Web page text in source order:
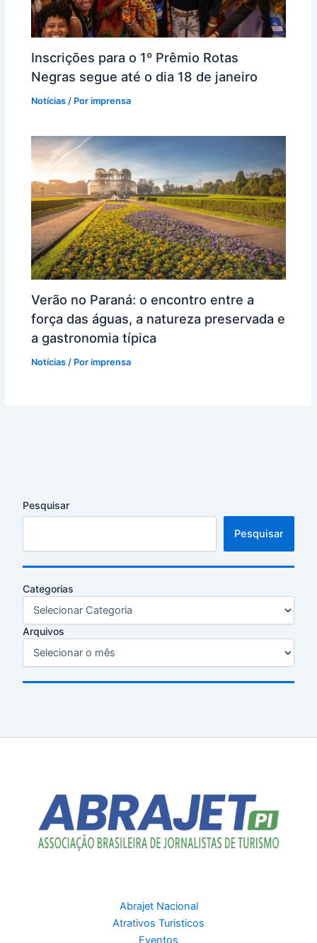
Inscrições para o 1º Prêmio Rotas
Negras segue até o dia 18 de janeiro
Notícias / Porimprensa
Verão no Paraná: o encontro entre a
força das águas, a natureza preservada e
a gastronomia típica
Notícias / Porimprensa
Pesquisar
Pesquisar
Categorias
Arquivos
Abrajet Nacional
Atrativos Turisticos
Eventos